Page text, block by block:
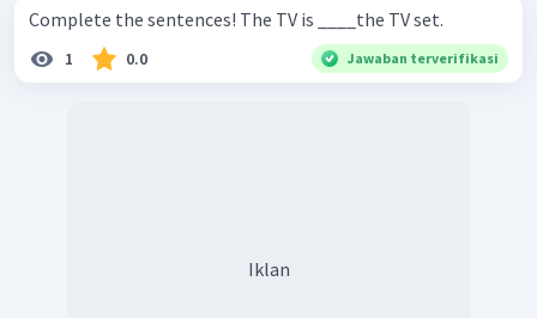
Complete the sentences! The TV is ____the TV set.
1 0.0 Jawaban terverifikasi
Iklan